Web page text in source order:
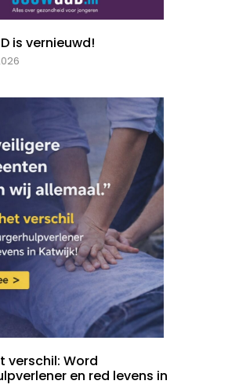
is vernieuwd!
verschil: Word
en red levens in